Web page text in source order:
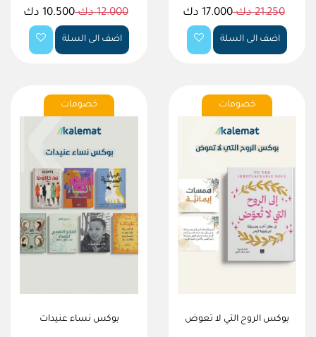
21.250 دك 17.000 دك
اضف الى السلة
12.000 دك 10.500 دك
اضف الى السلة
خصومات
بوكس الروح التي لا تعوض
خصومات
بوكس نساء عنيدات